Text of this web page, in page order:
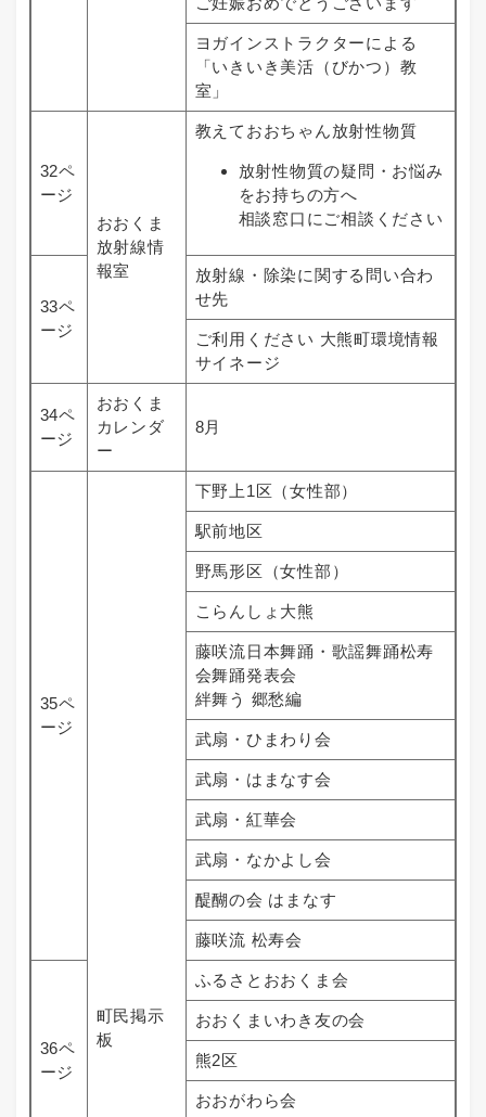
ヨガインストラクターによる
「いきいき美活（びかつ）教
室」
32ペ
ージ
おおくま
放射線情
報室
教えておおちゃん放射性物質
放射性物質の疑問・お悩み
をお持ちの方へ
相談窓口にご相談ください
33ペ
ージ
放射線・除染に関する問い合わ
せ先
ご利用ください 大熊町環境情報
サイネージ
34ペ
ージ
おおくま
カレンダ
ー
8月
35ペ
ージ
町民掲示
板
下野上1区（女性部）
駅前地区
野馬形区（女性部）
こらんしょ大熊
藤咲流日本舞踊・歌謡舞踊松寿
会舞踊発表会
絆舞う 郷愁編
武扇・ひまわり会
武扇・はまなす会
武扇・紅華会
武扇・なかよし会
醍醐の会 はまなす
藤咲流 松寿会
36ペ
ージ
ふるさとおおくま会
おおくまいわき友の会
熊2区
おおがわら会